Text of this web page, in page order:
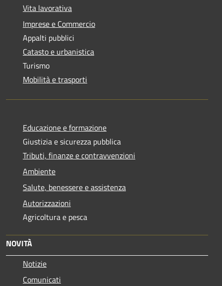
Vita lavorativa
Imprese e Commercio
Appalti pubblici
Catasto e urbanistica
Turismo
Mobilità e trasporti
Educazione e formazione
Giustizia e sicurezza pubblica
Tributi, finanze e contravvenzioni
Ambiente
Salute, benessere e assistenza
Autorizzazioni
Agricoltura e pesca
NOVITÀ
Notizie
Comunicati